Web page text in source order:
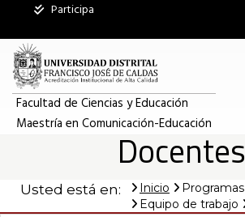
Participa
Facultad de Ciencias y Educación
Maestría en Comunicación-Educación
Docentes
Usted está en: Inicio
Programas
Equipo de trabajo